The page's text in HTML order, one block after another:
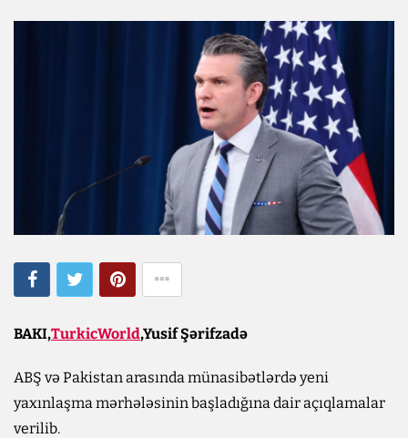
BAKI,TurkicWorld,Yusif Şərifzadə
ABŞ və Pakistan arasında münasibətlərdə yeni
yaxınlaşma mərhələsinin başladığına dair açıqlamalar
verilib.